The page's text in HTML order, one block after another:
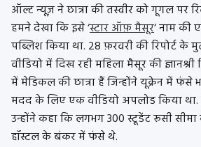
ऑल्ट न्यूज़ ने छात्रा की तस्वीर को गूगल पर
हमने देखा कि इसे ‘स्टार ऑफ़ मैसूर‘ नाम की
पब्लिश किया था. 28 फ़रवरी की रिपोर्ट के
वीडियो में दिख रही महिला मैसूर की
में मेडिकल की छात्रा हैं जिन्होंने यूक्रेन में फंसे
मदद के लिए एक वीडियो अपलोड किया था.
उन्होंने कहा कि लगभग 300 स्टूडेंट रूसी
हॉस्टल के बंकर में फंसे थे.